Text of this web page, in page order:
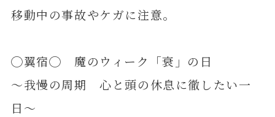
移動中の事故やケガに注意。
◯翼宿◯ 魔のウィーク「衰」の日
～我慢の周期 心と頭の休息に徹したい一
日～